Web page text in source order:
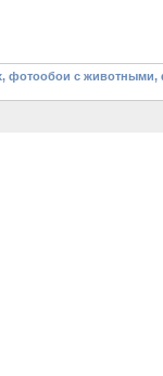
фотообои с